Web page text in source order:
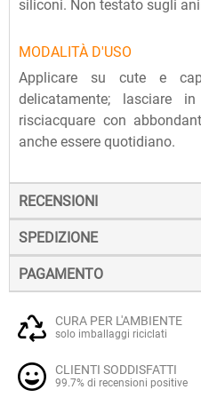
siliconi. Non testato sugli
MODALITÀ D'USO
Applicare su cute e
delicatamente; lasciare
risciacquare con
anche essere quotidiano.
RECENSIONI
SPEDIZIONE
La spedizione dei prodotti
(sabato e festivi esclusi),
Quando l'ordine sarà
conferma, contenente
dell'invio, che ti permetterà
stato della spedizione.
PAGAMENTO
Il pagamento degli ordini può
altre carte prepagate
CURA PER L'AMBIENTE
solo imballaggi riciclati
CLIENTI SODDISFATTI
99.7% di recensioni positive